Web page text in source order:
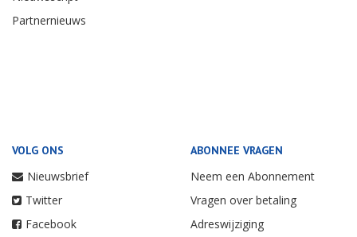
Partnernieuws
VOLG ONS
Nieuwsbrief
Twitter
Facebook
ABONNEE VRAGEN
Neem een Abonnement
Vragen over betaling
Adreswijziging